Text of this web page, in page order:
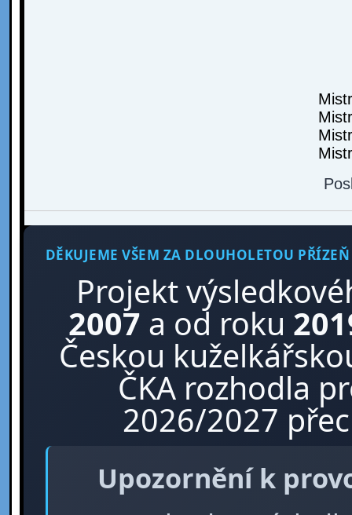
DĚKUJEME VŠEM ZA DLOUHOLETOU PŘÍZEŇ
Projekt
2007 a od roku
Českou
ČKA rozhodla
2026/2027
Upozornění k